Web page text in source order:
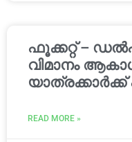
ഫൂക്കറ്റ് –
വിമാനം
യാത്രക്കാര്‍ക്ക്
READ MORE »